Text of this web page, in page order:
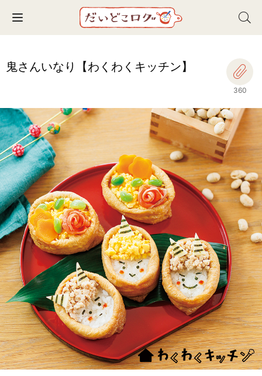
Toggle navigation
鬼さんいなり【わくわくキッチン】
360